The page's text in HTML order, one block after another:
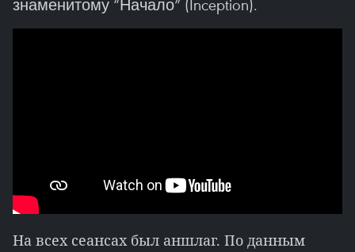
знаменитому “Начало” (Inception).
На всех сеансах был аншлаг. По данным